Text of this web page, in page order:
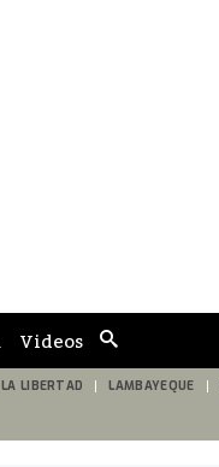
de
búsqueda
Videos
LA LIBERTAD LAMBAYEQUE